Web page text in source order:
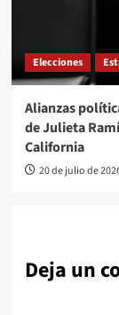
Elecciones
Alianzas
de Julieta
California
20 de julio de
Deja un